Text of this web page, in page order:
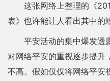
这张网络上整理的《
表》也许能让人看出其中的
平安活动的集中爆发透
对网络平安的重视逐步提升
不高。假如仅仅将网络平安